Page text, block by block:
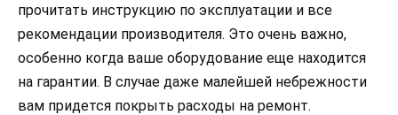
прочитать инструкцию по эксплуатации и все
рекомендации производителя. Это очень важно,
особенно когда ваше оборудование еще находится
на гарантии. В случае даже малейшей небрежности
вам придется покрыть расходы на ремонт.